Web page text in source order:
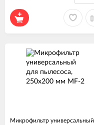
Микрофильтр универсальный